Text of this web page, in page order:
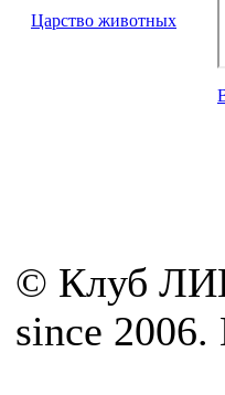
Царство животных
© Клуб
since